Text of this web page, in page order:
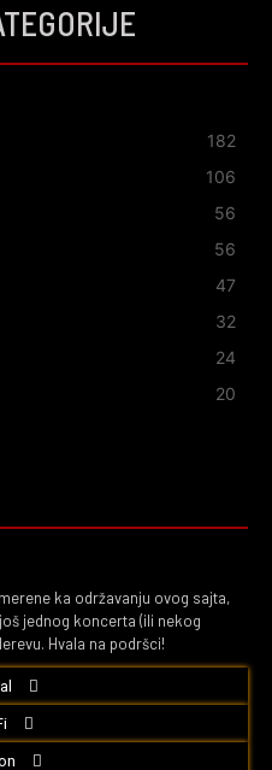
182
106
56
56
47
32
24
20
ka održavanju ovog sajta,
jednog koncerta (ili nekog
Hvala na podršci!